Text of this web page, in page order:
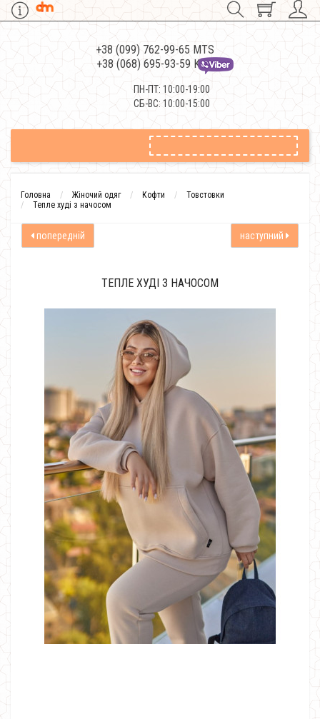
+38 (099) 762-99-65 MTS
+38 (068) 695-93-59 Kievstar
ПН-ПТ: 10:00-19:00
СБ-ВС: 10:00-15:00
Головна Жіночий одяг Кофти
Товстовки
Тепле худі з начосом
попередній наступний
ТЕПЛЕ ХУДІ З НАЧОСОМ